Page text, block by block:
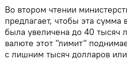
Во втором чтении
предлагает, чтобы эта сумма
была увеличена до 40 тысяч
валюте этот "лимит"
с лишним тысяч долларов